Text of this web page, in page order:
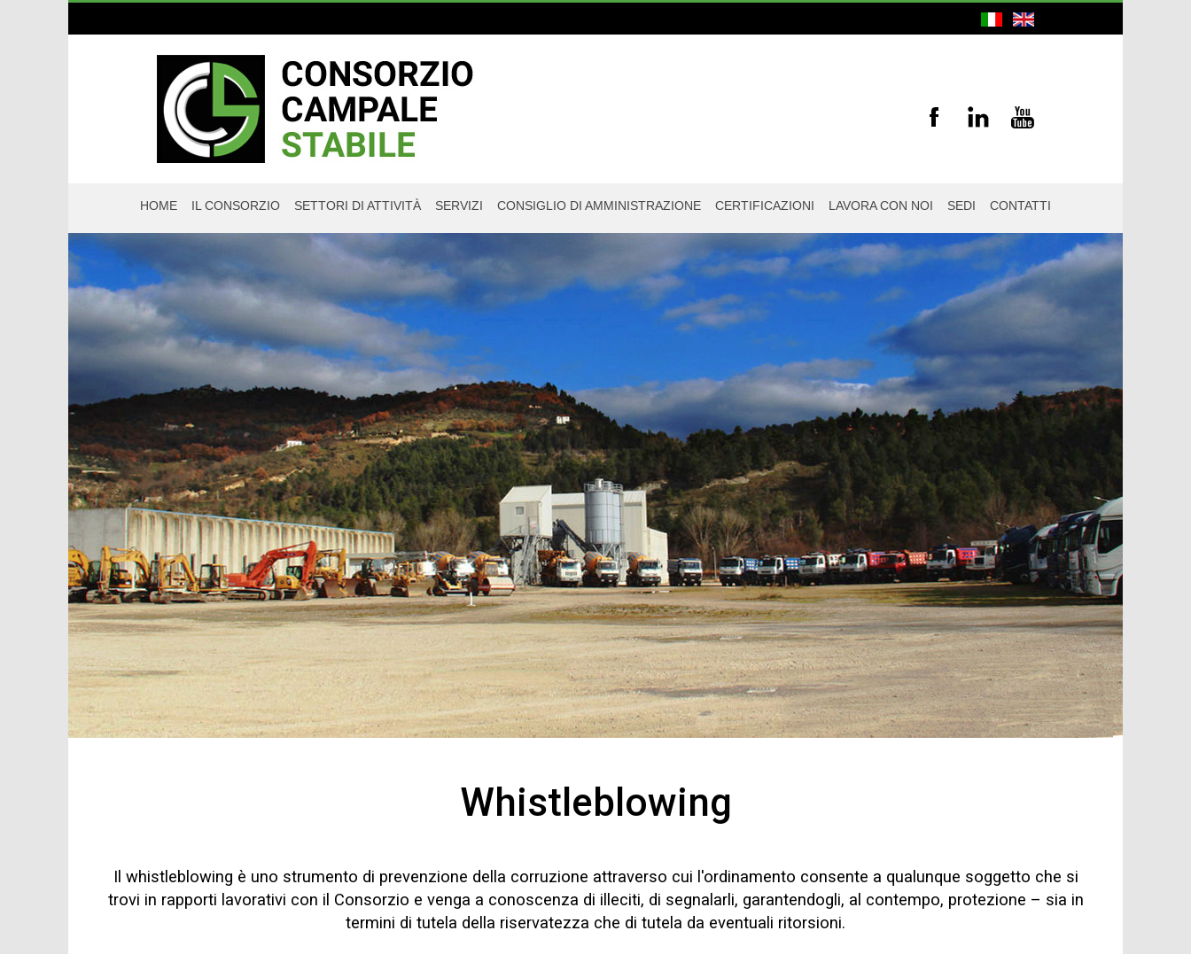
HOME IL CONSORZIO SETTORI DI ATTIVITÀ SERVIZI CONSIGLIO DI AMMINISTRAZIONE CERTIFICAZIONI LAVORA CON NOI SEDI CONTATTI
Whistleblowing
Il whistleblowing è uno strumento di prevenzione della corruzione attraverso cui l'ordinamento consente a qualunque soggetto che si
trovi in rapporti lavorativi con il Consorzio e venga a conoscenza di illeciti, di segnalarli, garantendogli, al contempo, protezione – sia in
termini di tutela della riservatezza che di tutela da eventuali ritorsioni.